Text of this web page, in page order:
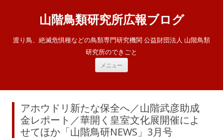
山階鳥類研究所広報ブログ
渡り鳥、絶滅危惧種などの鳥類専門研究機関 公益財団法人 山階鳥類
研究所のできごと
メニュー
ツ
キ
ッ
プ
アホウドリ新たな保全へ／山階武彦助成
金レポート／華開く皇室文化展開催によ
せてほか「山階鳥研NEWS」3月号